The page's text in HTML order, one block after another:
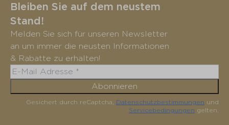
Bleiben Sie auf dem neustem
Stand!
Melden Sie sich für unseren Newsletter
an um immer die neusten Informationen
& Rabatte zu erhalten!
Abonnieren
Gesichert durch reCaptcha, Datenschutzbestimmungen und
Servicebedingungen gelten.